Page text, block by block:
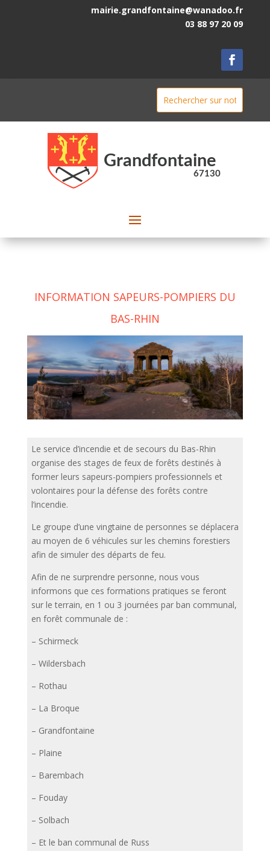
mairie.grandfontaine@wanadoo.fr
03 88 97 20 09
INFORMATION SAPEURS-POMPIERS DU
BAS-RHIN
Le service d’incendie et de secours du Bas-Rhin
organise des stages de feux de forêts destinés à
former leurs sapeurs-pompiers professionnels et
volontaires pour la défense des forêts contre
l’incendie.
Le groupe d’une vingtaine de personnes se déplacera
au moyen de 6 véhicules sur les chemins forestiers
afin de simuler des départs de feu.
Afin de ne surprendre personne, nous vous
informons que ces formations pratiques se feront
sur le terrain, en 1 ou 3 journées par ban communal,
en forêt communale de :
– Schirmeck
– Wildersbach
– Rothau
– La Broque
– Grandfontaine
– Plaine
– Barembach
– Fouday
– Solbach
– Et le ban communal de Russ